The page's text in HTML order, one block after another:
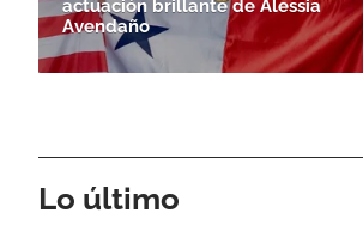
actuación brillante de Alessia
Avendaño
Lo último